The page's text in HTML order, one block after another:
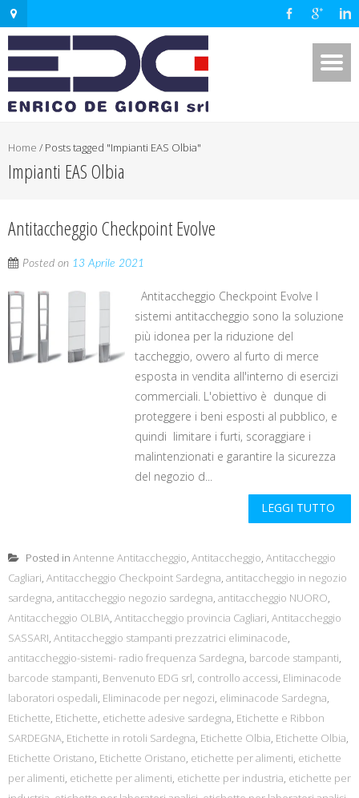
Home / Posts tagged "Impianti EAS Olbia"
Impianti EAS Olbia
Antitaccheggio Checkpoint Evolve
Posted on 13 Aprile 2021
Antitaccheggio Checkpoint Evolve I
sistemi antitaccheggio sono la soluzione
più idonea per la riduzione del
taccheggio, ovvero al furto di merce
esposta in vendita all'interno di esercizi
commerciali. L'obiettivo è dunque di
proteggere i beni esposti al pubblico, e
quindi limitare i furti, scoraggiare i
malintenzionati e garantire la sicurezza
del negozio d...
LEGGI TUTTO
Posted in Antenne Antitaccheggio, Antitaccheggio, Antitaccheggio
Cagliari, Antitaccheggio Checkpoint Sardegna, antitaccheggio in negozio
sardegna, antitaccheggio negozio sardegna, antitaccheggio NUORO,
Antitaccheggio OLBIA, Antitaccheggio provincia Cagliari, Antitaccheggio
SASSARI, Antitaccheggio stampanti prezzatrici eliminacode,
antitaccheggio-sistemi- radio frequenza Sardegna, barcode stampanti,
barcode stampanti, Benvenuto EDG srl, controllo accessi, Eliminacode
laboratori ospedali, Eliminacode per negozi, eliminacode Sardegna,
Etichette, Etichette, etichette adesive sardegna, Etichette e Ribbon
SARDEGNA, Etichette in rotoli Sardegna, Etichette Olbia, Etichette Olbia,
Etichette Oristano, Etichette Oristano, etichette per alimenti, etichette
per alimenti, etichette per alimenti, etichette per industria, etichette per